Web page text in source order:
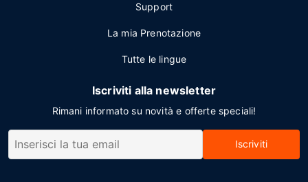
Support
La mia Prenotazione
Tutte le lingue
Iscriviti alla newsletter
Rimani informato su novità e offerte speciali!
Iscriviti